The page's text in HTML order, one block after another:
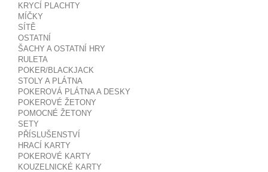
KRYCÍ PLACHTY
MÍČKY
SÍTĚ
OSTATNÍ
ŠACHY A OSTATNÍ HRY
RULETA
POKER/BLACKJACK
STOLY A PLÁTNA
POKEROVÁ PLÁTNA A DESKY
POKEROVÉ ŽETONY
POMOCNÉ ŽETONY
SETY
PŘÍSLUŠENSTVÍ
HRACÍ KARTY
POKEROVÉ KARTY
KOUZELNICKÉ KARTY